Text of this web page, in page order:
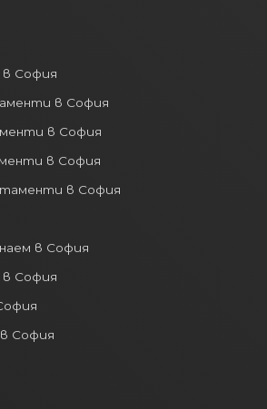
София
в София
в София
в София
в София
в София
в София
София